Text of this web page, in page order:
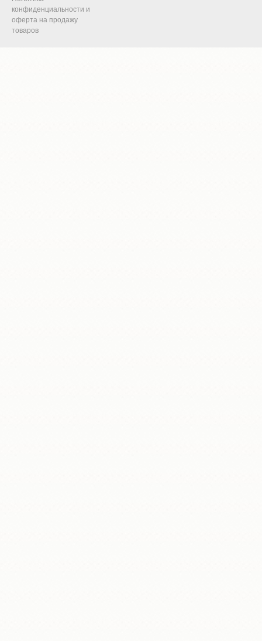
конфиденциальности и
оферта на продажу
товаров